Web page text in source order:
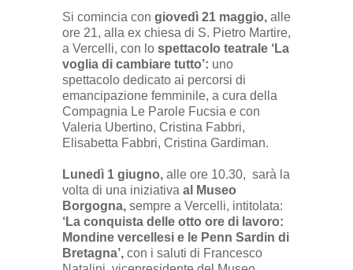
Si comincia con giovedì 21 maggio, alle
ore 21, alla ex chiesa di S. Pietro Martire,
a Vercelli, con lo spettacolo teatrale ‘La
voglia di cambiare tutto’: uno
spettacolo dedicato ai percorsi di
emancipazione femminile, a cura della
Compagnia Le Parole Fucsia e con
Valeria Ubertino, Cristina Fabbri,
Elisabetta Fabbri, Cristina Gardiman.
Lunedì 1 giugno, alle ore 10.30, sarà la
volta di una iniziativa al Museo
Borgogna, sempre a Vercelli, intitolata:
‘La conquista delle otto ore di lavoro:
Mondine vercellesi e le Penn Sardin di
Bretagna’, con i saluti di Francesco